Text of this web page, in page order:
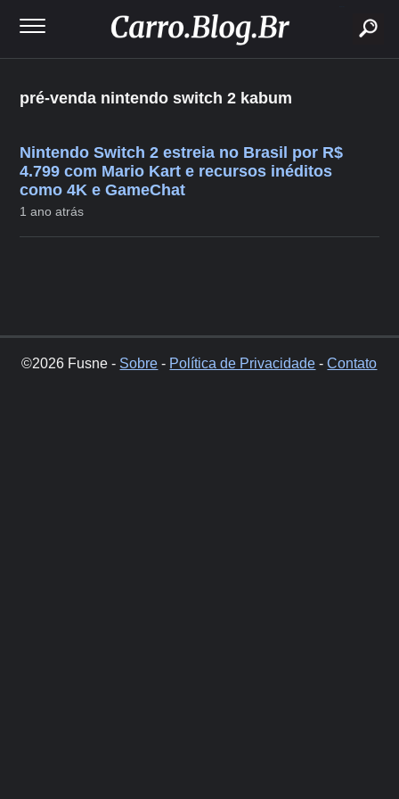
pré-venda nintendo switch 2 kabum
Nintendo Switch 2 estreia no Brasil por R$
4.799 com Mario Kart e recursos inéditos
como 4K e GameChat
1 ano atrás
©2026 Fusne - Sobre - Política de Privacidade -Contato